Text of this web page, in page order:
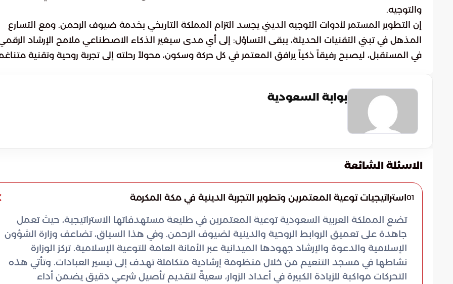
والتوجيه.
إن التطوير المستمر لأدوات التوجيه الديني يجسد التزام المملكة التاريخي بخدمة ضيوف الرحمن. ومع التسارع
المذهل في تبني التقنيات الحديثة، يبقى التساؤل: إلى أي مدى سيغير الذكاء الاصطناعي ملامح الإرشاد
في المستقبل، ليصبح رفيقاً ذكياً يرافق المعتمر في كل حركة وسكون، محولاً رحلته إلى تجربة روحية وتقنية
بوابة السعودية
الاسئلة الشائعة
01استراتيجيات توعية المعتمرين وتطوير التجربة الدينية في مكة المكرمة
تضع المملكة العربية السعودية توعية المعتمرين في طليعة مستهدفاتها الاستراتيجية، حيث تعمل
جاهدة على تعميق الروابط الروحية والدينية لضيوف الرحمن. وفي هذا السياق، تضاعف وزارة الشؤون
الإسلامية والدعوة والإرشاد جهودها الميدانية عبر الأمانة العامة للتوعية الإسلامية. تركز الوزارة
نشاطها في مسجد التنعيم من خلال منظومة إرشادية متكاملة تهدف إلى تيسير العبادات. وتأتي هذه
التحركات مواكبة للزيادة الكبيرة في أعداد الزوار، سعيةً لتقديم تأصيل شرعي دقيق يضمن أداء